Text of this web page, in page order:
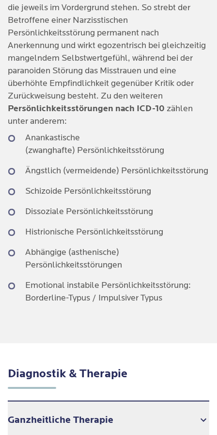
Konflikte im privaten und beruflichen Umfeld
Soziale Isolation
Weitere psychische / psychosomatische
Folgeerkrankungen wie bspw.
Angststörungen oder Depressionen
Erhöhter Alkoholkonsum oder
Drogenmissbrauch
im Handeln, Fühlen oder Denken verfestigen und
verstärken können.
Zu den weiteren Faktoren zählen:
Biologische Faktoren
Genetische Ursachen wie psychische
Erkrankungen der Eltern
Neurologische Abweichungen
Spezifische vorhandene
Entstehung begünstigen
die jeweils im Vordergrund stehen. So strebt der
Betroffene einer Narzisstischen
Persönlichkeitsstörung permanent nach
Anerkennung und wirkt egozentrisch bei gleichzeitig
mangelndem Selbstwertgefühl, während bei der
paranoiden Störung das Misstrauen und eine
überhöhte Empfindlichkeit gegenüber Kritik oder
Zurückweisung besteht. Zu den weiteren
Persönlichkeitsstörungen nach ICD-10 zählen
unter anderem:
Anankastische
(zwanghafte) Persönlichkeitsstörung
Ängstlich (vermeidende) Persönlichkeitsstörung
Schizoide Persönlichkeitsstörung
Dissoziale Persönlichkeitsstörung
Histrionische Persönlichkeitsstörung
Abhängige (asthenische)
Persönlichkeitsstörungen
Emotional instabile Persönlichkeitsstörung:
Borderline-Typus / Impulsiver Typus
Diagnostik & Therapie
Ganzheitliche Therapie